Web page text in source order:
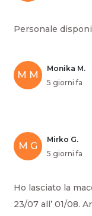
Personale
M M
Monika M.
5 giorni fa
M G
Mirko G.
5 giorni fa
Ho lasciato la
23/07 all’ 01/08.